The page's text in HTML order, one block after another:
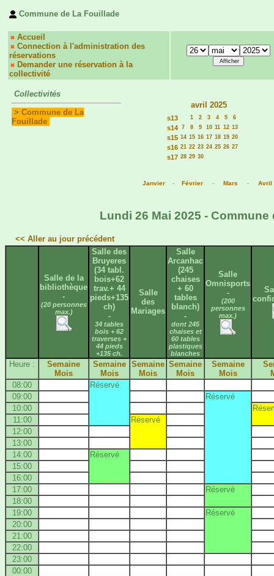
Commune de La Fouillade
Accueil
Connection à l'administration des
réservations
Demander une réservation à la
collectivité
Collectivités
> Commune de La
Fouillade
avril 2025
s13 1 2 3 4 5 6
s14 7 8 9 10 11 12 13
s15 14 15 16 17 18 19 20
s16 21 22 23 24 25 26 27
s17 28 29 30
Janvier - Février - Mars - Avril
Lundi 26 Mai 2025 -
<< Aller au jour précédent
Salle de la
bibliothèque
-
(20 personnes
max.)
Salle des
Bruyeres
(34 tabl.
bois+62
trav.+ 44
pieds+135
ch)
-
34 tables
bois + 62
traverses +
44 pieds
+135 ch.
Salle
des
Mariages
Salle
Arcanhac
(245
chaises
+ 60
tables
blanch)
-
dont 245
chaises et
60 tables
plastiques
blanches
Salle
Omnisports
-
(200
personnes
max.)
Heure :
Semaine
Mois
Semaine
Mois
Semaine
Mois
Semaine
Mois
Semaine
Mois
08:00
Réservé
09:00
Réservé
10:00
11:00
Réservé
12:00
13:00
14:00
Réservé
15:00
16:00
17:00
Réservé
18:00
19:00
Réservé
20:00
21:00
22:00
23:00
00:00